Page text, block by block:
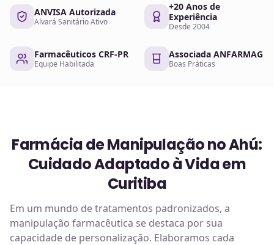
ANVISA Autorizada
Alvará Sanitário Ativo
+20 Anos de
Experiência
Desde 2004
Farmacêuticos CRF-PR
Equipe Habilitada
Associada ANFARMAG
Boas Práticas
Farmácia de Manipulação no Ahú:
Cuidado Adaptado à Vida em
Curitiba
Em um mundo de tratamentos padronizados, a
manipulação farmacêutica se destaca por sua
capacidade de personalização. Elaboramos cada